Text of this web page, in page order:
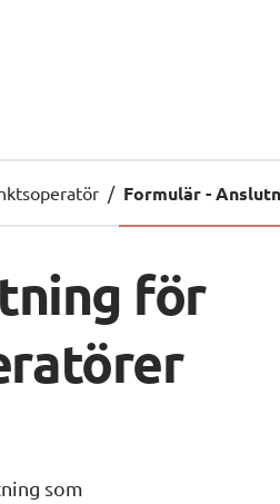
/ Formulär -
för
som